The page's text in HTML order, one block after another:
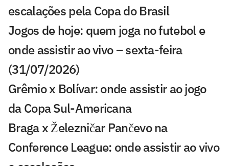
escalações pela Copa do Brasil
Jogos de hoje: quem joga no futebol e
onde assistir ao vivo – sexta-feira
(31/07/2026)
Grêmio x Bolívar: onde assistir ao jogo
da Copa Sul-Americana
Braga x Železničar Pančevo na
Conference League: onde assistir ao vivo